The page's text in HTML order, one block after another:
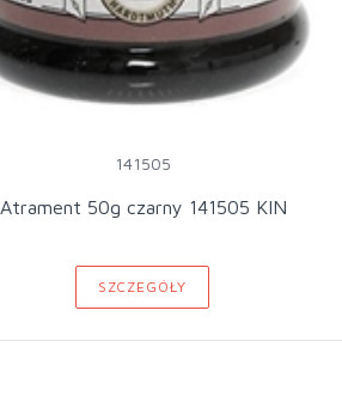
141505
Atrament 50g czarny 141505 KIN
SZCZEGÓŁY